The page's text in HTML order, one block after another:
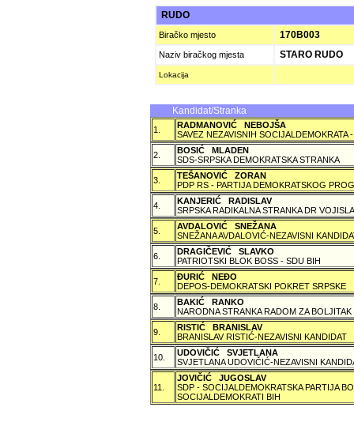
RUDO
Biračko mjesto 170B003
Naziv biračkog mjesta STARO RUDO
Lokacija
Kandidat/Stranka
1.
RADMANOVIĆ NEBOJŠA
SAVEZ NEZAVISNIH SOCIJALDEMOKRATA
2.
BOSIĆ MLADEN
SDS-SRPSKA DEMOKRATSKA STRANKA
3.
TEŠANOVIĆ ZORAN
PDP RS - PARTIJA DEMOKRATSKOG
4.
KANJERIĆ RADISLAV
SRPSKA RADIKALNA STRANKA DR
5.
AVDALOVIĆ SNEŽANA
SNEŽANA AVDALOVIĆ-NEZAVISNI
6.
DRAGIČEVIĆ SLAVKO
PATRIOTSKI BLOK BOSS - SDU BIH
7.
ÐURIĆ NEÐO
DEPOS-DEMOKRATSKI POKRET SRPSKE
8.
BAKIĆ RANKO
NARODNA STRANKA RADOM ZA BOLJITAK
9.
RISTIĆ BRANISLAV
BRANISLAV RISTIĆ-NEZAVISNI KANDIDAT
10.
UDOVIČIĆ SVJETLANA
SVJETLANA UDOVIČIĆ-NEZAVISNI
11.
JOVIČIĆ JUGOSLAV
SDP - SOCIJALDEMOKRATSKA PARTIJA
SOCIJALDEMOKRATI BIH